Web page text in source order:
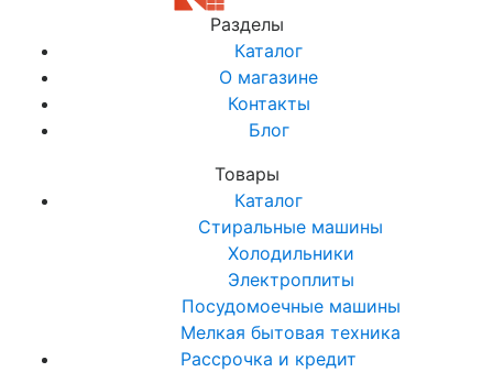
Разделы
Каталог
О магазине
Контакты
Блог
Товары
Каталог
Стиральные машины
Холодильники
Электроплиты
Посудомоечные машины
Мелкая бытовая техника
Рассрочка и кредит